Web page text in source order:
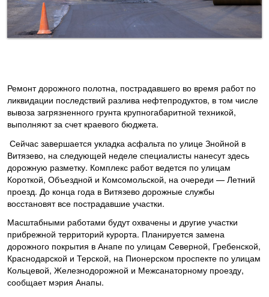
Ремонт дорожного полотна, пострадавшего во время работ по
ликвидации последствий разлива нефтепродуктов, в том числе
вывоза загрязненного грунта крупногабаритной техникой,
выполняют за счет краевого бюджета.
Сейчас завершается укладка асфальта по улице Знойной в
Витязево, на следующей неделе специалисты нанесут здесь
дорожную разметку. Комплекс работ ведется по улицам
Короткой, Объездной и Комсомольской, на очереди — Летний
проезд. До конца года в Витязево дорожные службы
восстановят все пострадавшие участки.
Масштабными работами будут охвачены и другие участки
прибрежной территорий курорта. Планируется замена
дорожного покрытия в Анапе по улицам Северной, Гребенской,
Краснодарской и Терской, на Пионерском проспекте по улицам
Кольцевой, Железнодорожной и Межсанаторному проезду,
сообщает мэрия Анапы.